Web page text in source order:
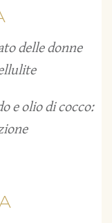
delle donne
e olio di cocco: